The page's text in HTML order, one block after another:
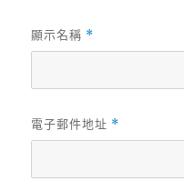
顯示名稱 *
電子郵件地址 *